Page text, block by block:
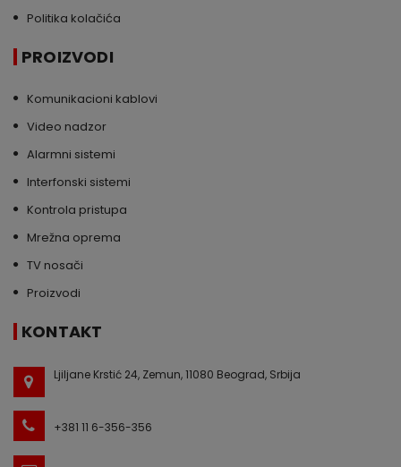
Politika kolačića
PROIZVODI
Komunikacioni kablovi
Video nadzor
Alarmni sistemi
Interfonski sistemi
Kontrola pristupa
Mrežna oprema
TV nosači
Proizvodi
KONTAKT
Ljiljane Krstić 24, Zemun, 11080 Beograd, Srbija
+381 11 6-356-356